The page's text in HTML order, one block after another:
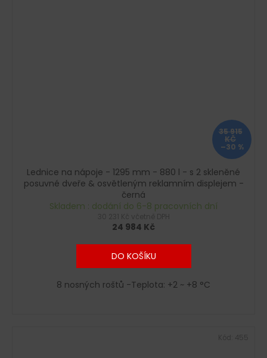
35 915
KČ
–30 %
Lednice na nápoje - 1295 mm - 880 l - s 2 skleněné
posuvné dveře & osvětleným reklamním displejem -
černá
Skladem : dodání do 6-8 pracovních dní
24 984 Kč
DO KOŠÍKU
8 nosných roštů -Teplota: +2 ~ +8 °C